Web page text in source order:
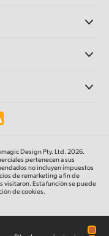
Design Pty. Ltd. 2026.
pertenecen a sus
no incluyen impuestos
de remarketing a fin de
visitaron. Esta función se puede
de cookies.